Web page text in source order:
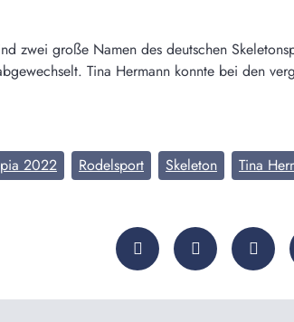
zwei große Namen des deutschen
Tina Hermann konnte bei den
2022 Rodelsport Skeleton Tina